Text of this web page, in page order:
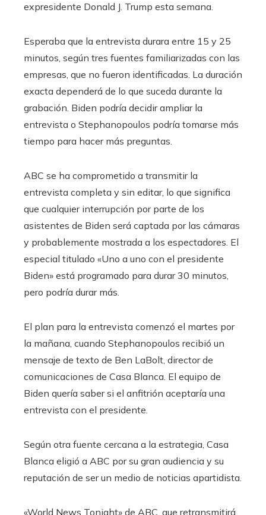
expresidente Donald J. Trump esta semana.
Esperaba que la entrevista durara entre 15 y 25
minutos, según tres fuentes familiarizadas con las
empresas, que no fueron identificadas. La duración
exacta dependerá de lo que suceda durante la
grabación. Biden podría decidir ampliar la
entrevista o Stephanopoulos podría tomarse más
tiempo para hacer más preguntas.
ABC se ha comprometido a transmitir la
entrevista completa y sin editar, lo que significa
que cualquier interrupción por parte de los
asistentes de Biden será captada por las cámaras
y probablemente mostrada a los espectadores. El
especial titulado «Uno a uno con el presidente
Biden» está programado para durar 30 minutos,
pero podría durar más.
El plan para la entrevista comenzó el martes por
la mañana, cuando Stephanopoulos recibió un
mensaje de texto de Ben LaBolt, director de
comunicaciones de Casa Blanca. El equipo de
Biden quería saber si el anfitrión aceptaría una
entrevista con el presidente.
Según otra fuente cercana a la estrategia, Casa
Blanca eligió a ABC por su gran audiencia y su
reputación de ser un medio de noticias apartidista.
«World News Tonight» de ABC, que retransmitirá